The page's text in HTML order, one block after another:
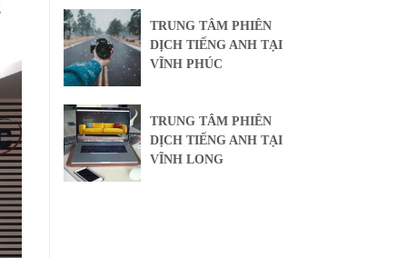
TRUNG TÂM PHIÊN
DỊCH TIẾNG ANH TẠI
VĨNH PHÚC
TRUNG TÂM PHIÊN
DỊCH TIẾNG ANH TẠI
VĨNH LONG